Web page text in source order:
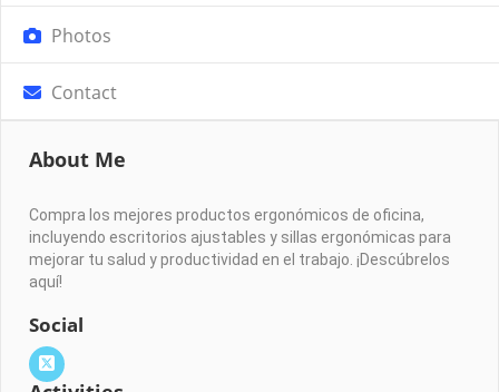
Photos
Contact
About Me
Compra los mejores productos ergonómicos de oficina,
incluyendo escritorios ajustables y sillas ergonómicas para
mejorar tu salud y productividad en el trabajo. ¡Descúbrelos
aquí!
Social